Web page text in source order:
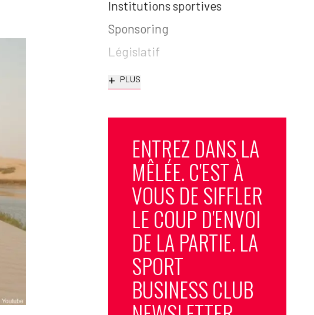
Institutions sportives
Sponsoring
Législatif
+ PLUS
ENTREZ DANS LA
MÊLÉE. C'EST À
VOUS DE SIFFLER
LE COUP D'ENVOI
DE LA PARTIE. LA
SPORT
BUSINESS CLUB